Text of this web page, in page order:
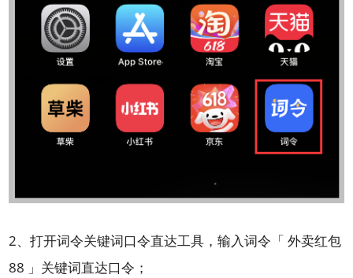
2、打开词令关键词口令直达工具，输入词令「 外卖红包
88 」关键词直达口令；